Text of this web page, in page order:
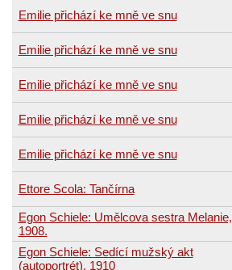
Emilie přichází ke mně ve snu
Emilie přichází ke mně ve snu
Emilie přichází ke mně ve snu
Emilie přichází ke mně ve snu
Emilie přichází ke mně ve snu
Ettore Scola: Tančírna
Egon Schiele: Umělcova sestra Melanie,
1908.
Egon Schiele: Sedící mužský akt
(autoportrét), 1910